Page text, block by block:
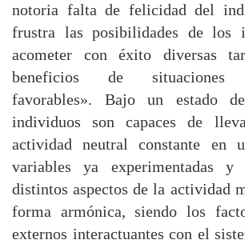
notoria falta de felicidad del
frustra las posibilidades de los
acometer con éxito diversas
beneficios de situaciones
favorables». Bajo un estado
individuos son capaces de
actividad neutral constante en
variables ya experimentadas y
distintos aspectos de la actividad
forma armónica, siendo los
externos interactuantes con el